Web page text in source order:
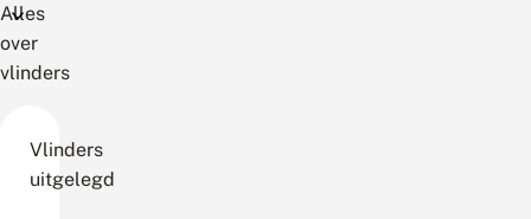
Alles
over
vlinders
Vlinders
uitgelegd